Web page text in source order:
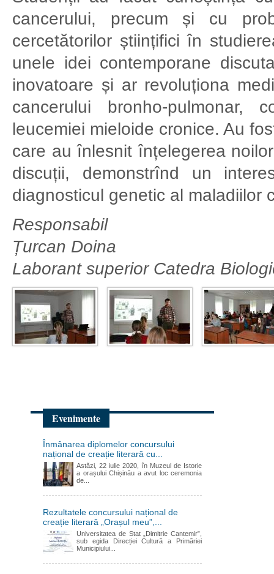
cancerului, precum și cu
cercetătorilor științifici în
unele idei contemporane
inovatoare și ar revoluționa
cancerului bronho-pulmonar,
leucemiei mieloide cronice. Au
care au înlesnit înțelegerea
discuții, demonstrînd un
diagnosticul genetic al maladiilor
Responsabil
Țurcan Doina
Laborant superior Catedra
Evenimente
Înmânarea diplomelor concursului
național de creație literară cu...
Astăzi, 22 iulie 2020, în Muzeul de Istorie
a orașului Chișinău a avut loc ceremonia
de...
Rezultatele concursului național de
creație literară „Orașul meu”,...
Universitatea de Stat „Dimitrie Cantemir”,
sub egida Direcției Cultură a Primăriei
Municipiului...